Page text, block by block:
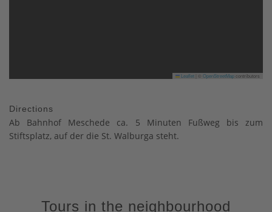
Leaflet OpenStreetMapcontributors
Directions
Ab Bahnhof Meschede ca. 5 Minuten Fußweg bis zum
Stiftsplatz, auf der die St. Walburga steht.
Tours in the neighbourhood